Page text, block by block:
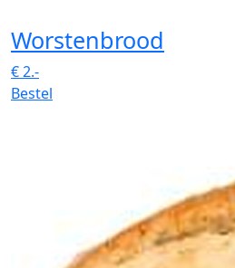
Worstenbrood
€2.-
Bestel